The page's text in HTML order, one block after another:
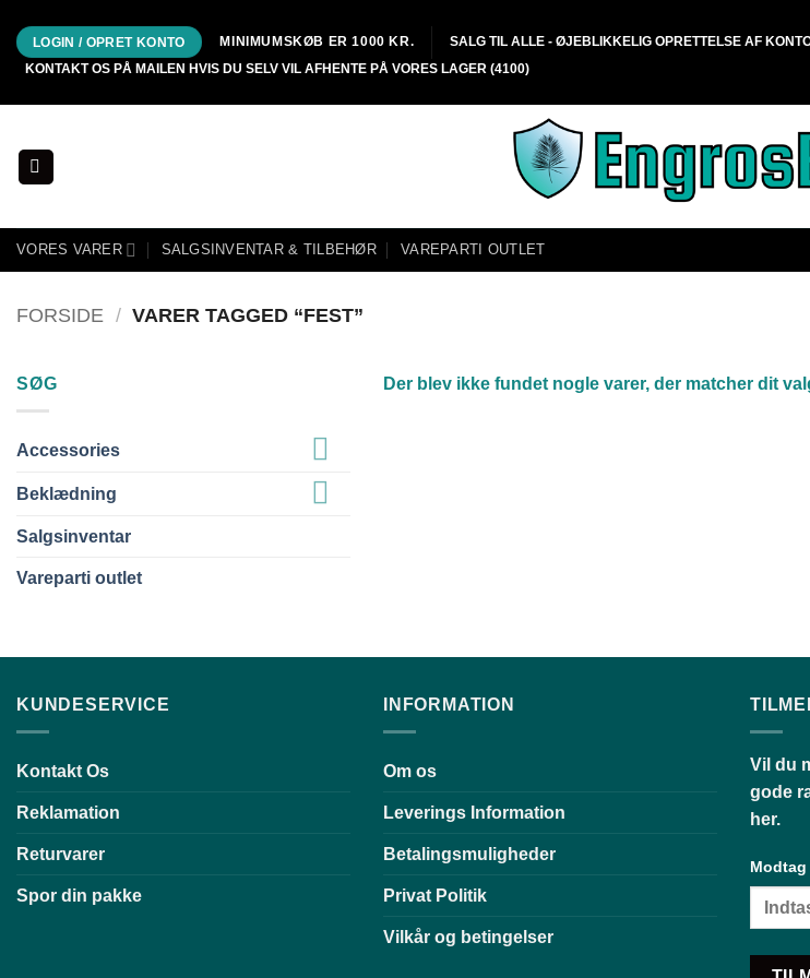
indhold
LOGIN / OPRET KONTO MINIMUMSKØB ER 1000 KR.
SALG TIL ALLE - ØJEBLIKKELIG OPRETTELSE AF
KONTAKT OS PÅ MAILEN HVIS DU SELV VIL AFHENTE PÅ VORES LAGER (4100)
VORES VARER SALGSINVENTAR & TILBEHØR VAREPARTI OUTLET
FORSIDE / VARER TAGGED “FEST”
SØG
Accessories
Beklædning
Salgsinventar
Vareparti outlet
Der blev ikke fundet nogle varer, der matcher dit
KUNDESERVICE
Kontakt Os
Reklamation
Returvarer
Spor din pakke
INFORMATION
Om os
Leverings Information
Betalingsmuligheder
Privat Politik
Vilkår og betingelser
Vil du
gode
her.